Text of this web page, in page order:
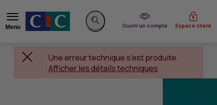
Menu
Rechercher sur le site
Ouvrir un compte
du CIC Espace client
Une erreur technique s'est produite.
Afficher les détails techniques